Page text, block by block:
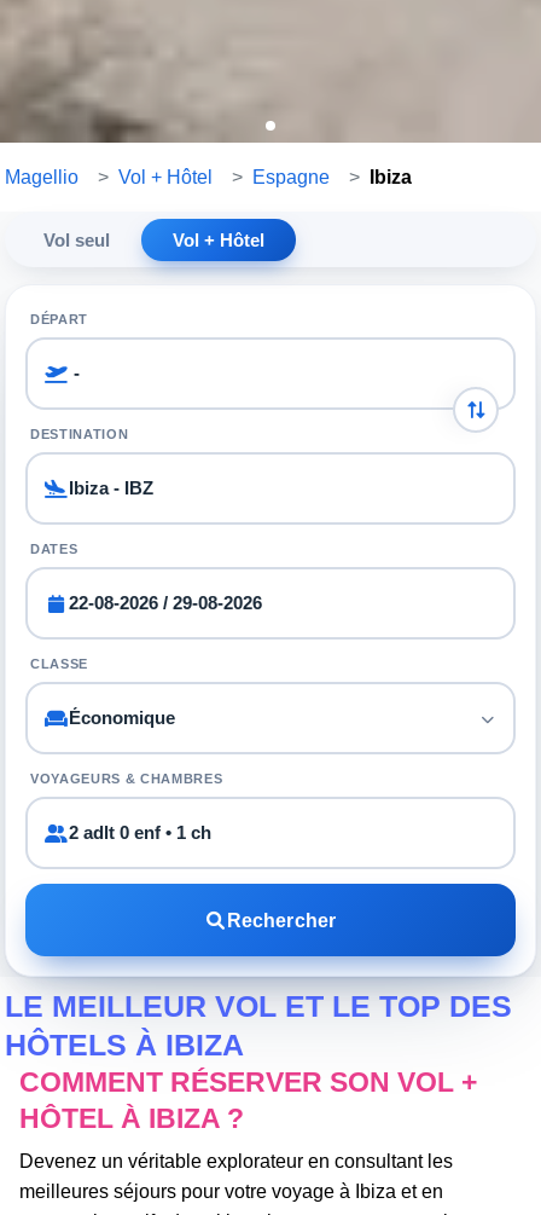
Magellio > Vol + Hôtel > Espagne > Ibiza
Vol seul Vol + Hôtel
DÉPART
DESTINATION
DATES
CLASSE
VOYAGEURS & CHAMBRES
2 adlt 0 enf • 1 ch
Rechercher
LE MEILLEUR VOL ET LE TOP DES
HÔTELS À IBIZA
COMMENT RÉSERVER SON VOL +
HÔTEL À IBIZA ?
Devenez un véritable explorateur en consultant les
meilleures séjours pour votre voyage à Ibiza et en